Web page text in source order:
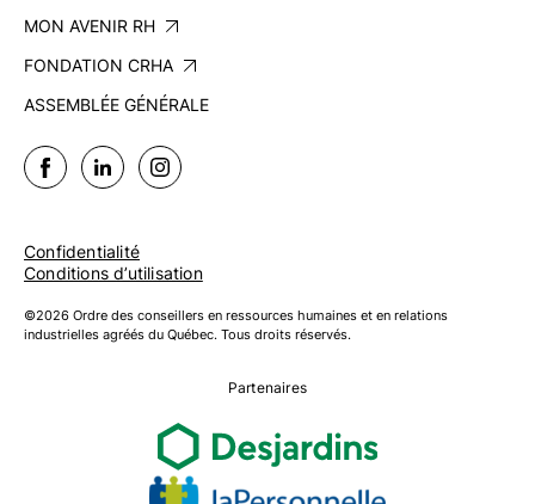
MON AVENIR RH
FONDATION CRHA
ASSEMBLÉE GÉNÉRALE
Confidentialité
Conditions d’utilisation
©2026 Ordre des conseillers en ressources humaines et en relations
industrielles agréés du Québec. Tous droits réservés.
Partenaires